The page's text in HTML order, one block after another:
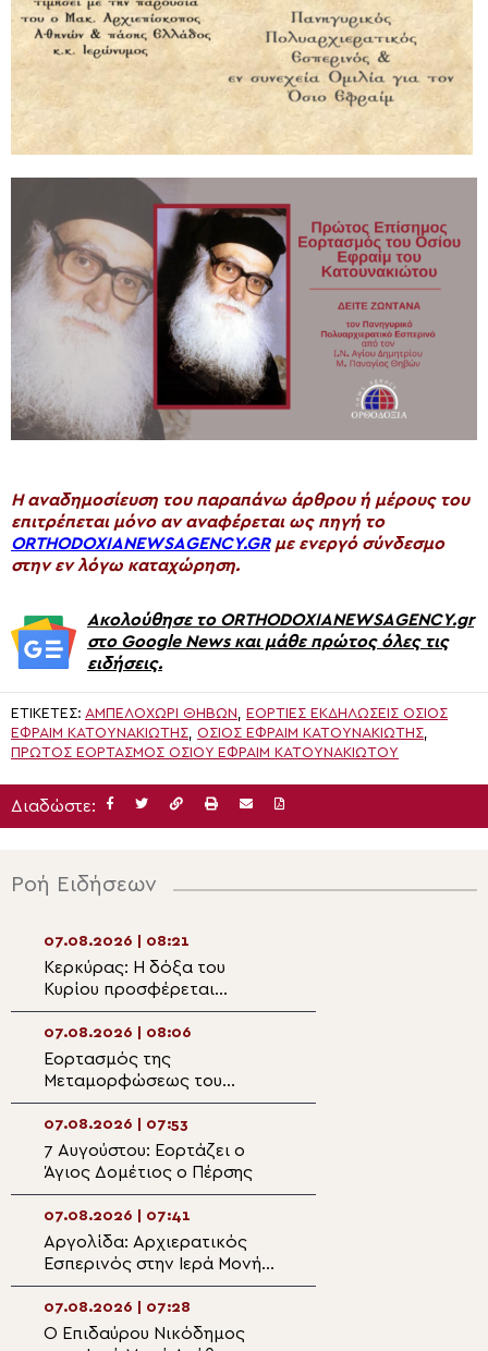
H αναδημοσίευση του παραπάνω άρθρου ή μέρους του
επιτρέπεται μόνο αν αναφέρεται ως πηγή το
ORTHODOXIANEWSAGENCY.GRμε ενεργό σύνδεσμο
στην εν λόγω καταχώρηση.
Ακολούθησε το ORTHODOXIANEWSAGENCY.gr
στο Google News και μάθε πρώτος όλες τις
ειδήσεις.
ΕΤΙΚΈΤΕΣ: ΑΜΠΕΛΟΧΏΡΙ ΘΗΒΏΝ, ΕΌΡΤΙΕΣ ΕΚΔΗΛΏΣΕΙΣ ΌΣΙΟΣ
ΕΦΡΑΊΜ ΚΑΤΟΥΝΑΚΙΏΤΗΣ, ΌΣΙΟΣ ΕΦΡΑΊΜ ΚΑΤΟΥΝΑΚΙΏΤΗΣ,
ΠΡΏΤΟΣ ΕΟΡΤΑΣΜΌΣ ΟΣΊΟΥ ΕΦΡΑΊΜ ΚΑΤΟΥΝΑΚΙΏΤΟΥ
Διαδώστε:
Ροή Ειδήσεων
07.08.2026 | 08:21
Κερκύρας: Η δόξα του
Κυρίου προσφέρεται
καθημερινά μέσα από το
υπέρτατο Μυστήριο της
Θείας Ευχαριστίας
07.08.2026 | 08:06
Εορτασμός της
Μεταμορφώσεως του
Σωτήρος στην Ιερά
Αρχιεπισκοπή Θυατείρων
07.08.2026 | 07:53
7 Αυγούστου: Εορτάζει ο
Άγιος Δομέτιος ο Πέρσης
07.08.2026 | 07:41
Αργολίδα: Αρχιερατικός
Εσπερινός στην Ιερά Μονή
Οσίου Θεοδοσίου
07.08.2026 | 07:28
Ο Επιδαύρου Νικόδημος